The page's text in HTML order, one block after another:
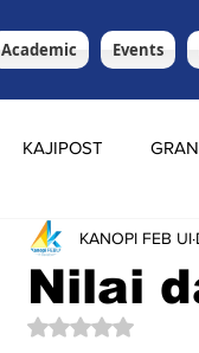
Academic Events
KAJIPOST
Nilai
KANOPI FEB UI
Rated NaN out